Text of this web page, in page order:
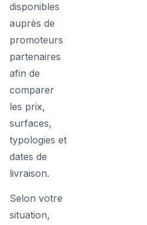
disponibles
auprès de
promoteurs
partenaires
afin de
comparer
les prix,
surfaces,
typologies et
dates de
livraison.
Selon votre
situation,